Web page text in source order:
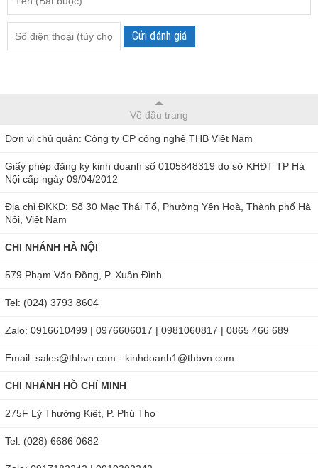
Máy đo độ ẩm gỗ Orion 930
năng đo độ ẩm của các vật liệu xây dựng và gỗ. Máy ứng
dụng công nghệ cảm ứng để đo độ ẩm, khu vực quét là 50 x
Máy ứng dụng công nghệ hiện đại cho phép đo độ ẩm sâu
bên trong tới 19mm. Có hai chế độ đo nông - sâu linh hoạt.
Trong đó, máy đo nông từ 0 đến 12,8mm, đo sâu từ 0 đến
38mm. Người dùng có thể tùy chọn chế độ để phù hợp với
chuẩn đi kèm. Nhờ vậy, người dùng có thể thực hiện hiệu
chuẩn ngay tại hiện trường đo. Thời gian hiệu chuẩn rất
tự động tắt sau 60 giây không hoạt động giúp tiết kiệm pin.
Gửi đánh giá
Về đầu trang
Đơn vị chủ quản: Công ty CP công nghệ THB Việt Nam
Giấy phép đăng ký kinh doanh số 0105848319 do sở KHĐT TP Hà
Nội cấp ngày 09/04/2012
Địa chỉ ĐKKD: Số 30 Mạc Thái Tổ, Phường Yên Hoà, Thành phố Hà
Nội, Việt Nam
CHI NHÁNH HÀ NỘI
579 Phạm Văn Đồng, P. Xuân Đỉnh
Tel: (024) 3793 8604
Zalo: 0916610499 | 0976606017 | 0981060817 | 0865 466 689
Email: sales@thbvn.com - kinhdoanh1@thbvn.com
CHI NHÁNH HỒ CHÍ MINH
275F Lý Thường Kiệt, P. Phú Thọ
Tel: (028) 6686 0682